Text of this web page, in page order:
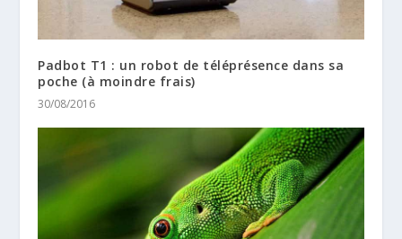
Padbot T1 : un robot de téléprésence dans sa
poche (à moindre frais)
30/08/2016